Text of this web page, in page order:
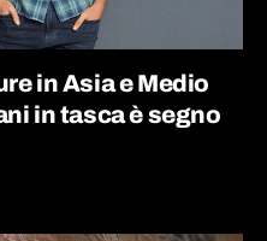
in Asia e Medio
in tasca è segno